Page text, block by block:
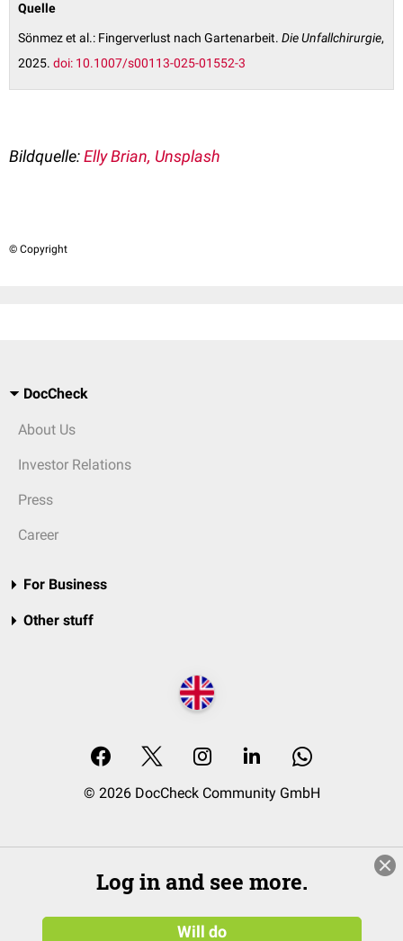
Quelle
Sönmez et al.: Fingerverlust nach Gartenarbeit. Die Unfallchirurgie,
2025. doi: 10.1007/s00113-025-01552-3
Bildquelle:Elly Brian, Unsplash
© Copyright
DocCheck
About Us
Investor Relations
Press
Career
For Business
Other stuff
© 2026 DocCheck Community GmbH
Log in and see more.
Will do